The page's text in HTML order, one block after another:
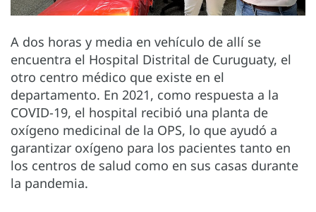
A dos horas y media en vehículo de allí se
encuentra el Hospital Distrital de Curuguaty, el
otro centro médico que existe en el
departamento. En 2021, como respuesta a la
COVID-19, el hospital recibió una planta de
oxígeno medicinal de la OPS, lo que ayudó a
garantizar oxígeno para los pacientes tanto en
los centros de salud como en sus casas durante
la pandemia.